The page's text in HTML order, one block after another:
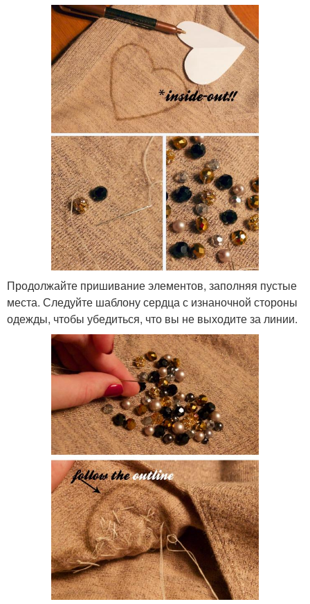
Продолжайте пришивание элементов, заполняя пустые
места. Следуйте шаблону сердца с изнаночной стороны
одежды, чтобы убедиться, что вы не выходите за линии.